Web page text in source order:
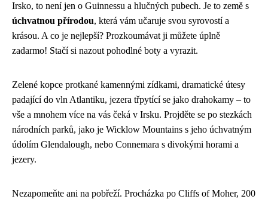
Irsko, to není jen o Guinnessu a hlučných pubech. Je to země s
úchvatnou přírodou, která vám učaruje svou syrovostí a
krásou. A co je nejlepší? Prozkoumávat ji můžete úplně
zadarmo! Stačí si nazout pohodlné boty a vyrazit.
Zelené kopce protkané kamennými zídkami, dramatické útesy
padající do vln Atlantiku, jezera třpytící se jako drahokamy – to
vše a mnohem více na vás čeká v Irsku. Projděte se po stezkách
národních parků, jako je Wicklow Mountains s jeho úchvatným
údolím Glendalough, nebo Connemara s divokými horami a
jezery.
Nezapomeňte ani na pobřeží. Procházka po Cliffs of Moher, 200